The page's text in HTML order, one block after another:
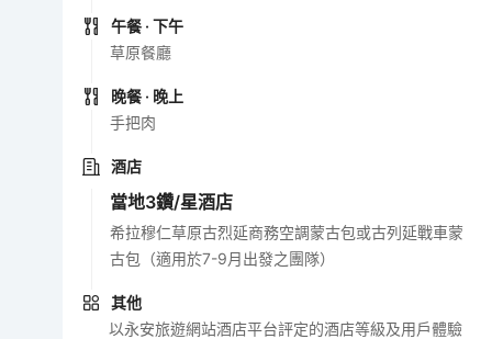
午餐 · 下午
草原餐廳
晚餐 · 晚上
手把肉
酒店
當地3鑽/星酒店
希拉穆仁草原古烈延商務空調蒙古包或古列延戰車蒙
古包（適用於7-9月出發之團隊）
其他
以永安旅遊網站酒店平台評定的酒店等級及用戶體驗